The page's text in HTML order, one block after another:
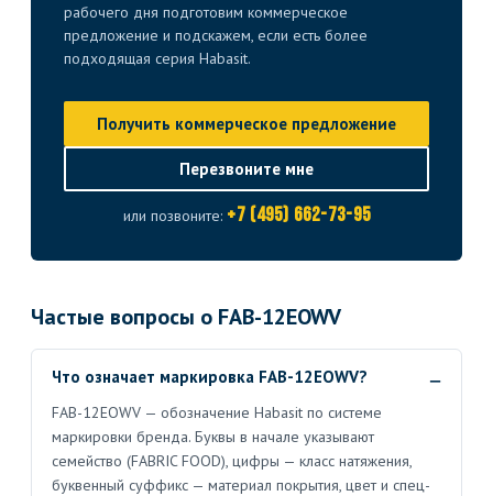
рабочего дня подготовим коммерческое
предложение и подскажем, если есть более
подходящая серия Habasit.
Получить коммерческое предложение
Перезвоните мне
или позвоните: +7 (495) 662-73-95
Частые вопросы о FAB-12EOWV
Что означает маркировка FAB-12EOWV?
FAB-12EOWV — обозначение Habasit по системе
маркировки бренда. Буквы в начале указывают
семейство (FABRIC FOOD), цифры — класс натяжения,
буквенный суффикс — материал покрытия, цвет и спец-